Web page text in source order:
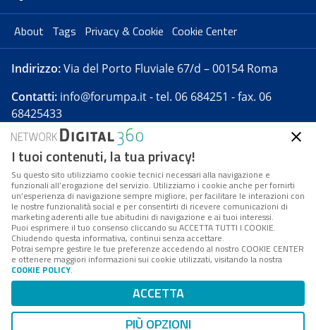
About Tags Privacy & Cookie Cookie Center
Indirizzo:Via del Porto Fluviale 67/d – 00154 Roma
Contatti: info@forumpa.it- tel. 06 684251 - fax. 06
68425433
Forumpa.itè una pubblicazione telematica iscritta
presso Registro della stampa del Tribunale di Roma -
Reg. n. 182 del 2 maggio 2008 - Direttore resp. Michela
Stentella
FPA s.r.l. è società soggetta a Direzione e
Coordinamento da parte di Digital360 S.p.A. - FPA s.r.l.
è un'azienda certificata per il sistema di management
Codice Fiscale/Partita IVA n. 10693191008 - R.E.A. Roma
n. 1249791. ISP AWS
Mappa del sito
I tuoi contenuti, la tua privacy!
Su questo sito utilizziamo cookie tecnici necessari alla navigazione e
funzionali all’erogazione del servizio. Utilizziamo i cookie anche per fornirti
un’esperienza di navigazione sempre migliore, per facilitare le interazioni con
le nostre funzionalità social e per consentirti di ricevere comunicazioni di
marketing aderenti alle tue abitudini di navigazione e ai tuoi interessi.
Puoi esprimere il tuo consenso cliccando su ACCETTA TUTTI I COOKIE.
Chiudendo questa informativa, continui senza accettare.
Potrai sempre gestire le tue preferenze accedendo al nostro COOKIE CENTER
e ottenere maggiori informazioni sui cookie utilizzati, visitando la nostra
COOKIE POLICY.
ACCETTA
PIÙ OPZIONI